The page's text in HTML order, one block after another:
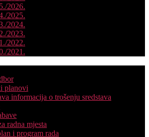
2026.
2025.
2024.
2023.
2022.
2021.
planovi
informacija o trošenju sredstava
radna mjesta
i program rada